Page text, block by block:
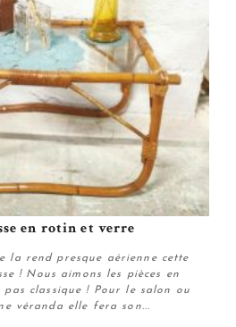
en rotin et verre
la rend presque aérienne cette
! Nous aimons les pièces en
pas classique ! Pour le salon ou
véranda elle fera son...